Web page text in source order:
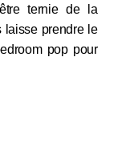
ternie de la
laisse prendre le
pop pour